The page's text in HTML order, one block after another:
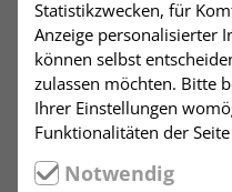
Statistikzwecken, für
Anzeige personalisierter
können selbst
zulassen möchten. Bitte
Ihrer Einstellungen
Funktionalitäten der
Notwendig